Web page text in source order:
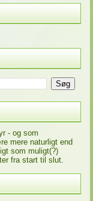
- og som
mere naturligt end
som muligt(?)
fra start til slut.